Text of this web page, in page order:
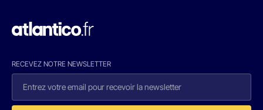
RECEVEZ NOTRE NEWSLETTER